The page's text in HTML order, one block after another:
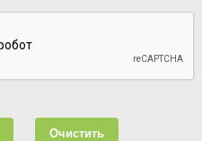
Очистить